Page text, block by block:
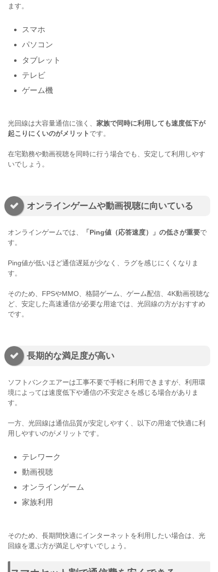
ます。
スマホ
パソコン
タブレット
テレビ
ゲーム機
光回線は大容量通信に強く、 家族で同時に利用しても速度低下が
起こりにくいのがメリット です。
在宅勤務や動画視聴を同時に行う場合でも、安定して利用しやす
いでしょう。
オンラインゲームや動画視聴に向いている
オンラインゲームでは、 「Ping値（応答速度）」の低さが重要で
す。
Ping値が低いほど通信遅延が少なく、ラグを感じにくくなりま
す。
そのため、FPSやMMO、格闘ゲーム、ゲーム配信、4K動画視聴な
ど、安定した高速通信が必要な用途では、光回線の方がおすすめ
です。
長期的な満足度が高い
ソフトバンクエアーは工事不要で手軽に利用できますが、利用環
境によっては速度低下や通信の不安定さを感じる場合がありま
す。
一方、光回線は通信品質が安定しやすく、以下の用途で快適に利
用しやすいのがメリットです。
テレワーク
動画視聴
オンラインゲーム
家族利用
そのため、長期間快適にインターネットを利用したい場合は、光
回線を選ぶ方が満足しやすいでしょう。